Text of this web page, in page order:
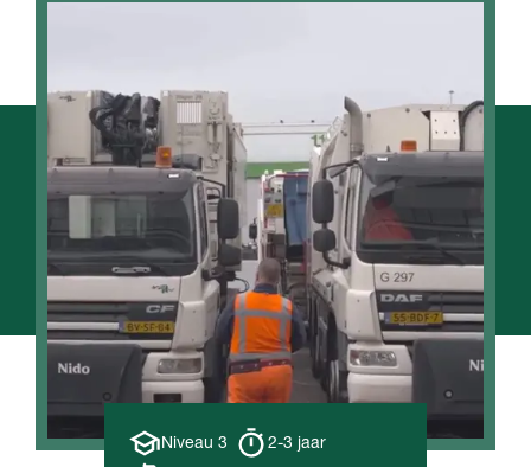
Opleiding
Niveau 3
Opleiding
duur
2-3 jaar